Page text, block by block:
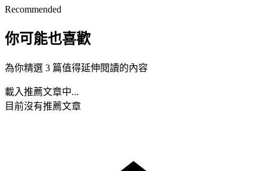
Recommended
你可能也喜歡
為你精選 3 篇值得延伸閱讀的內容
載入推薦文章中...
目前沒有推薦文章